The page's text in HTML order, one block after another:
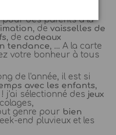
pour des parents à la
, de vaisselles de
, de cadeaux
tendance, ... A la carte
votre bonheur à tous
de l'année, il est si
avec les enfants,
j'ai sélectionné des jeux
genre pour bien
end pluvieux et les